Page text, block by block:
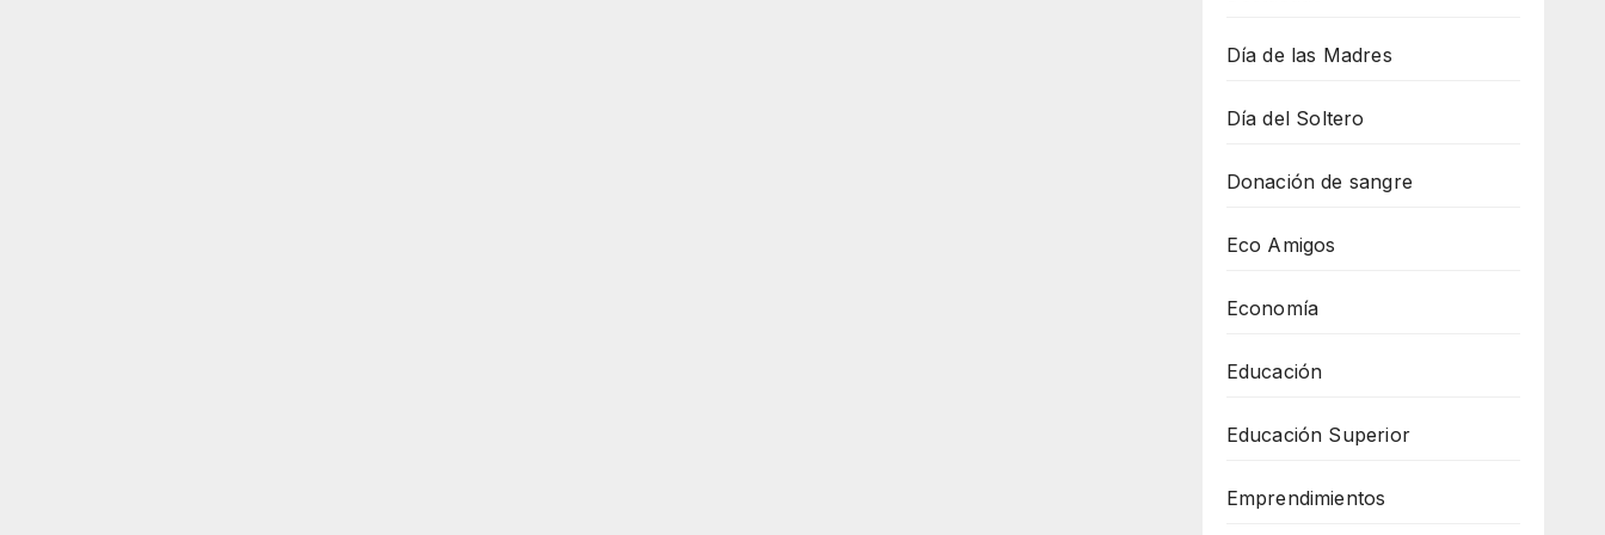
Día de las Madres
Día del Soltero
Donación de sangre
Eco Amigos
Economía
Educación
Educación Superior
Emprendimientos